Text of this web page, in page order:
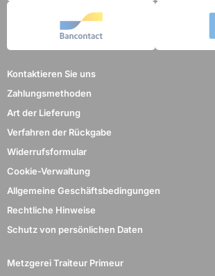
Kontaktieren Sie uns
Zahlungsmethoden
Art der Lieferung
Verfahren der Rückgabe
Widerrufsformular
Cookie-Verwaltung
Allgemeine Geschäftsbedingungen
Rechtliche Hinweise
Schutz von persönlichen Daten
Metzgerei Traiteur Primeur